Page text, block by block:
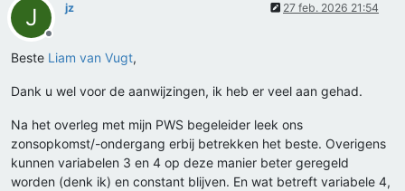
J
Offline
jz 27 feb. 2026 21:54
Beste Liam van Vugt,
Dank u wel voor de aanwijzingen, ik heb er veel aan gehad.
Na het overleg met mijn PWS begeleider leek ons
zonsopkomst/-ondergang erbij betrekken het beste. Overigens
kunnen variabelen 3 en 4 op deze manier beter geregeld
worden (denk ik) en constant blijven. En wat betreft variabele 4,